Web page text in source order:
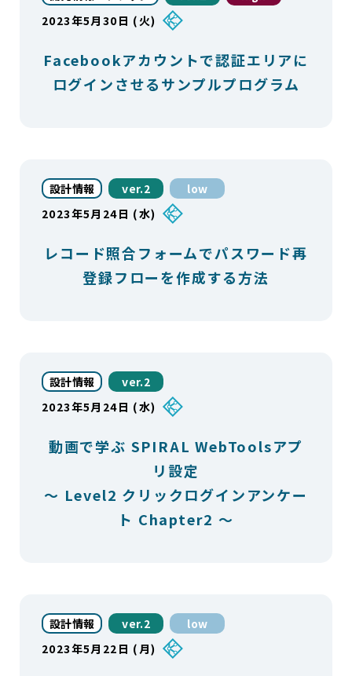
2023年5月30日 (火)
Facebookアカウントで認証エリアに
ログインさせるサンプルプログラム
設計情報 ver.2
low
2023年5月24日 (水)
レコード照合フォームでパスワード再
登録フローを作成する方法
設計情報
ver.2
2023年5月24日 (水)
動画で学ぶ SPIRAL WebToolsアプ
リ設定
～ Level2 クリックログインアンケー
ト Chapter2 ～
設計情報 ver.2
low
2023年5月22日 (月)